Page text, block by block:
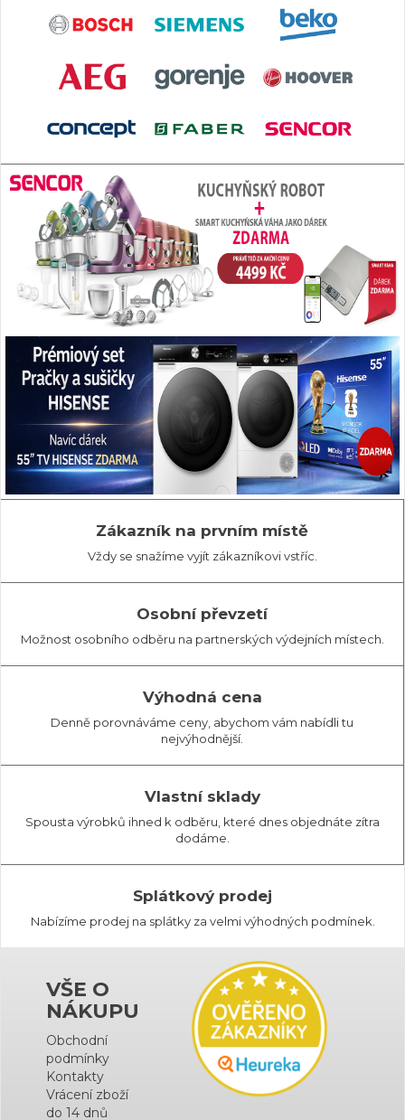
Zákazník na prvním místě
Vždy se snažíme vyjít zákazníkovi vstříc.
Osobní převzetí
Možnost osobního odběru na partnerských výdejních místech.
Výhodná cena
Denně porovnáváme ceny, abychom vám nabídli tu
nejvýhodnější.
Vlastní sklady
Spousta výrobků ihned k odběru, které dnes objednáte zítra
dodáme.
Splátkový prodej
Nabízíme prodej na splátky za velmi výhodných podmínek.
VŠE O
NÁKUPU
Obchodní
podmínky
Kontakty
Vrácení zboží
do 14 dnů